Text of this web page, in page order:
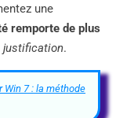
une
remporte de plus
justification.
Win 7 : la méthode